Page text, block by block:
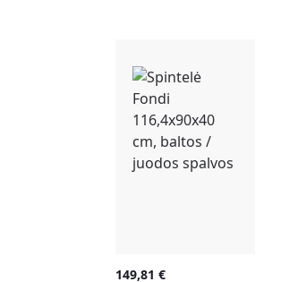
149,81 €